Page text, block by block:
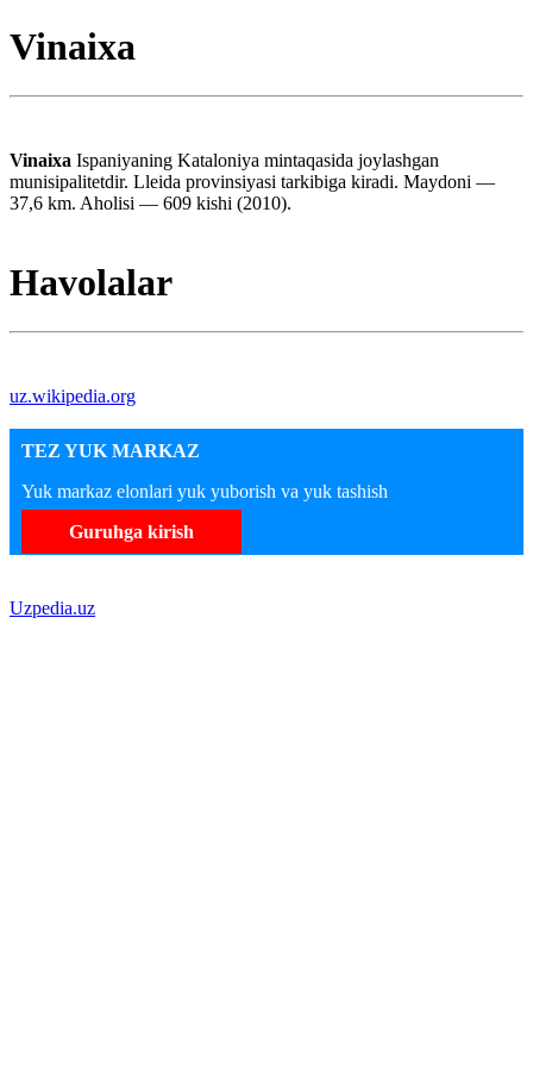
Vinaixa
Vinaixa Ispaniyaning Kataloniya mintaqasida joylashgan
munisipalitetdir. Lleida provinsiyasi tarkibiga kiradi. Maydoni —
37,6 km. Aholisi — 609 kishi (2010).
Havolalar
uz.wikipedia.org
TEZ YUK MARKAZ
Yuk markaz elonlari yuk yuborish va yuk tashish
Guruhga kirish
Uzpedia.uz